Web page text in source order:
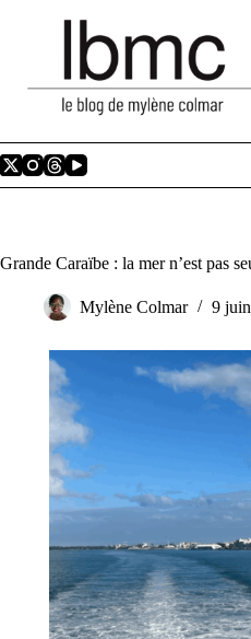
Grande Caraïbe : la mer n’est pas
Mylène Colmar 9